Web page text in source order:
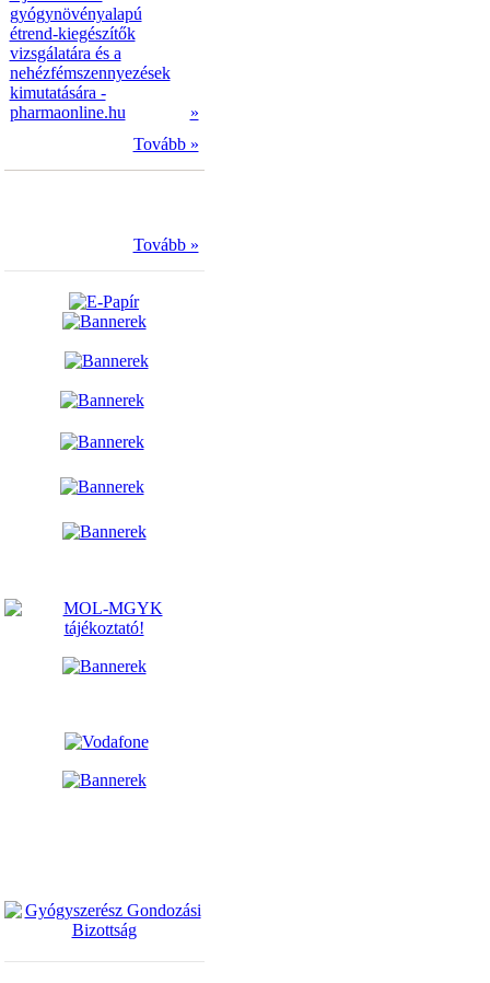
gyógynövényalapú
étrend-kiegészítők
vizsgálatára és a
nehézfémszennyezések
kimutatására -
pharmaonline.hu
»
Tovább »
Tovább »